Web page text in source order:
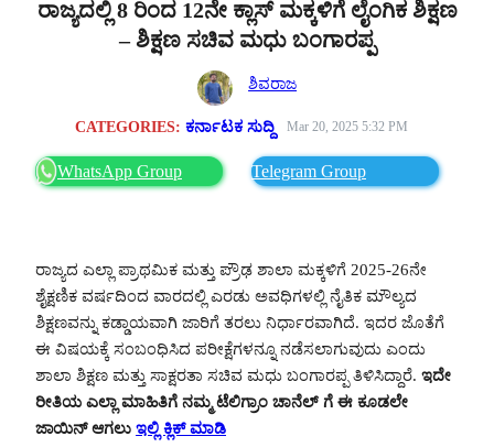
ರಾಜ್ಯದಲ್ಲಿ 8 ರಿಂದ 12ನೇ ಕ್ಲಾಸ್ ಮಕ್ಕಳಿಗೆ ಲೈಂಗಿಕ ಶಿಕ್ಷಣ
– ಶಿಕ್ಷಣ ಸಚಿವ ಮಧು ಬಂಗಾರಪ್ಪ
ಶಿವರಾಜ
CATEGORIES: ಕರ್ನಾಟಕ ಸುದ್ದಿ Mar 20, 2025 5:32 PM
WhatsApp Group Telegram Group
ರಾಜ್ಯದ ಎಲ್ಲಾ ಪ್ರಾಥಮಿಕ ಮತ್ತು ಪ್ರೌಢ ಶಾಲಾ ಮಕ್ಕಳಿಗೆ 2025-26ನೇ
ಶೈಕ್ಷಣಿಕ ವರ್ಷದಿಂದ ವಾರದಲ್ಲಿ ಎರಡು ಅವಧಿಗಳಲ್ಲಿ ನೈತಿಕ ಮೌಲ್ಯದ
ಶಿಕ್ಷಣವನ್ನು ಕಡ್ಡಾಯವಾಗಿ ಜಾರಿಗೆ ತರಲು ನಿರ್ಧಾರವಾಗಿದೆ. ಇದರ ಜೊತೆಗೆ
ಈ ವಿಷಯಕ್ಕೆ ಸಂಬಂಧಿಸಿದ ಪರೀಕ್ಷೆಗಳನ್ನೂ ನಡೆಸಲಾಗುವುದು ಎಂದು
ಶಾಲಾ ಶಿಕ್ಷಣ ಮತ್ತು ಸಾಕ್ಷರತಾ ಸಚಿವ ಮಧು ಬಂಗಾರಪ್ಪ ತಿಳಿಸಿದ್ದಾರೆ. ಇದೇ
ರೀತಿಯ ಎಲ್ಲಾ ಮಾಹಿತಿಗೆ ನಮ್ಮ ಟೆಲಿಗ್ರಾಂ ಚಾನೆಲ್ ಗೆ ಈ ಕೂಡಲೇ
ಜಾಯಿನ್ ಆಗಲು ಇಲ್ಲಿ ಕ್ಲಿಕ್ ಮಾಡಿ